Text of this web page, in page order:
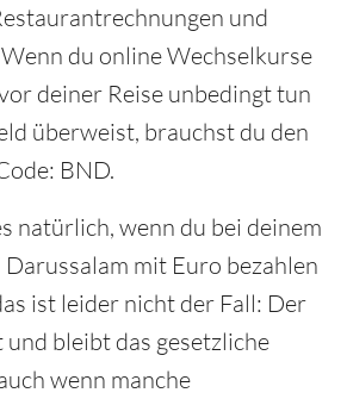
und
du online Wechselkurse
deiner Reise unbedingt tun
überweist, brauchst du den
BND.
natürlich, wenn du bei deinem
mit Euro bezahlen
ist leider nicht der Fall: Der
bleibt das gesetzliche
wenn manche